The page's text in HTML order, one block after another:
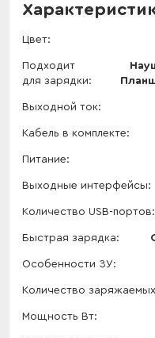
Цвет
Подходит
для зарядки
Выходной ток
Кабель в комплекте
Питание
Выходные интерфейсы
Количество USB-портов
Быстрая зарядка
Особенности ЗУ
Количество
Мощность Вт